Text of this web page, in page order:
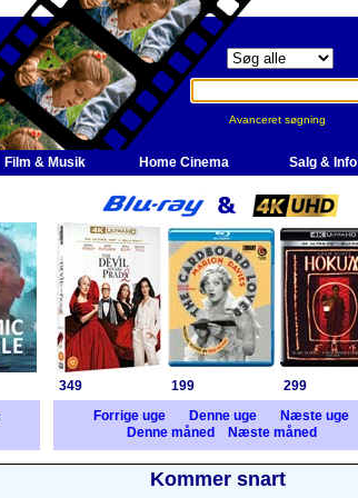
Film & Musik Home Cinema Salg & Info
Avanceret søgning
349 199
299
Forrige uge
Denne uge
Næste uge
Denne måned
Næste måned
Kommer snart